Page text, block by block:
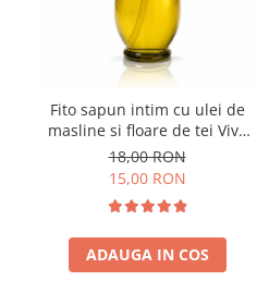
Fito sapun intim cu ulei de
masline si floare de tei Viva
Oliva 400 ml
18,00 RON
15,00 RON
ADAUGA IN COS